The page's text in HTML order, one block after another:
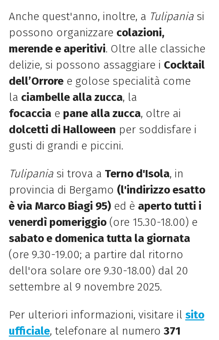
Anche quest'anno, inoltre, a Tulipania si
possono organizzare colazioni,
merende e aperitivi. Oltre alle classiche
delizie, si possono assaggiare i Cocktail
dell’Orrore e golose specialità come
la ciambelle alla zucca, la
focaccia e pane alla zucca, oltre ai
dolcetti di Halloween per soddisfare i
gusti di grandi e piccini.
Tulipaniasi trova a Terno d'Isola, in
provincia di Bergamo (l'indirizzo esatto
è via Marco Biagi 95)ed è aperto tutti i
venerdì pomeriggio(ore 15.30-18.00) e
sabato e domenica tutta la giornata
(ore 9.30-19.00; a partire dal ritorno
dell'ora solare ore 9.30-18.00) dal 20
settembre al 9 novembre 2025.
Per ulteriori informazioni, visitare il sito
ufficiale, telefonare al numero 371